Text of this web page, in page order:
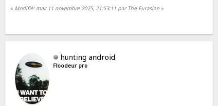
« Modifié: mar. 11 novembre 2025, 21:53:11 par The Eurasian »
hunting android
Floodeur pro